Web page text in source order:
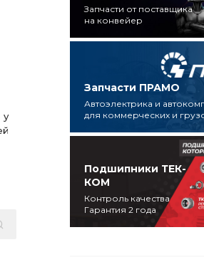
у
Запчасти от поставщика
на конвейер
Запчасти ПРАМО
Автоэлектрика и
для коммерческих и
Подшипники ТЕК-
КОМ
Контроль качества
Гарантия 2 года